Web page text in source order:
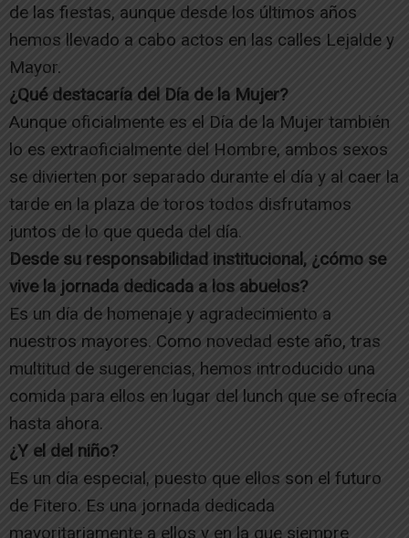
de las fiestas, aunque desde los últimos años
hemos llevado a cabo actos en las calles Lejalde y
Mayor.
¿Qué destacaría del Día de la Mujer?
Aunque oficialmente es el Día de la Mujer también
lo es extraoficialmente del Hombre, ambos sexos
se divierten por separado durante el día y al caer la
tarde en la plaza de toros todos disfrutamos
juntos de lo que queda del día.
Desde su responsabilidad institucional, ¿cómo se
vive la jornada dedicada a los abuelos?
Es un día de homenaje y agradecimiento a
nuestros mayores. Como novedad este año, tras
multitud de sugerencias, hemos introducido una
comida para ellos en lugar del lunch que se ofrecía
hasta ahora.
¿Y el del niño?
Es un día especial, puesto que ellos son el futuro
de Fitero. Es una jornada dedicada
mayoritariamente a ellos y en la que siempre